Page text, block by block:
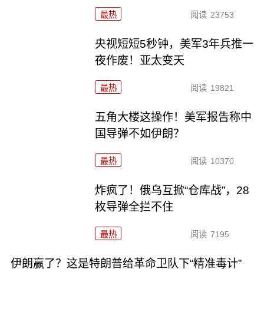
最热 阅读 23753
央视短短5秒钟，美军3年兵推一
夜作废！亚太变天
最热 阅读 19821
五角大楼这操作！美军报告称中
国导弹不如伊朗？
最热 阅读 10370
炸疯了！俄乌互掀“仓库战”，28
枚导弹全拦不住
最热 阅读 7195
伊朗赢了？这是特朗普给革命卫队下“精准毒计”